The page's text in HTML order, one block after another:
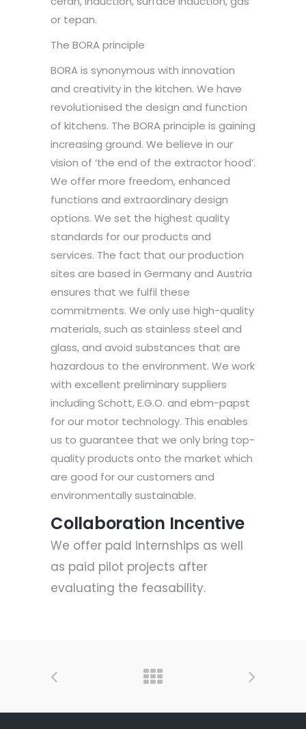
or tepan.
The BORA principle
BORA is synonymous with innovation
and creativity in the kitchen. We have
revolutionised the design and function
of kitchens. The BORA principle is gaining
increasing ground. We believe in our
vision of ‘the end of the extractor hood’.
We offer more freedom, enhanced
functions and extraordinary design
options. We set the highest quality
standards for our products and
services. The fact that our production
sites are based in Germany and Austria
ensures that we fulfil these
commitments. We only use high-quality
materials, such as stainless steel and
glass, and avoid substances that are
hazardous to the environment. We work
with excellent preliminary suppliers
including Schott, E.G.O. and ebm-papst
for our motor technology. This enables
us to guarantee that we only bring top-
quality products onto the market which
are good for our customers and
environmentally sustainable.
Collaboration Incentive
We offer paid internships as well
as paid pilot projects after
evaluating the feasability.